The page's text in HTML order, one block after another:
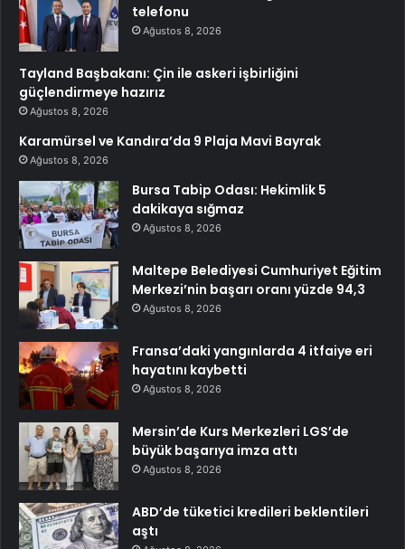
telefonu
Ağustos 8, 2026
Tayland Başbakanı: Çin ile askeri işbirliğini
güçlendirmeye hazırız
Ağustos 8, 2026
Karamürsel ve Kandıra’da 9 Plaja Mavi Bayrak
Ağustos 8, 2026
Bursa Tabip Odası: Hekimlik 5
dakikaya sığmaz
Ağustos 8, 2026
Maltepe Belediyesi Cumhuriyet Eğitim
Merkezi’nin başarı oranı yüzde 94,3
Ağustos 8, 2026
Fransa’daki yangınlarda 4 itfaiye eri
hayatını kaybetti
Ağustos 8, 2026
Mersin’de Kurs Merkezleri LGS’de
büyük başarıya imza attı
Ağustos 8, 2026
ABD’de tüketici kredileri beklentileri
aştı